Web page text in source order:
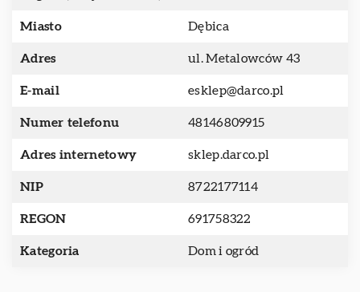
Miasto Dębica
Adres ul. Metalowców 43
E-mail esklep@darco.pl
Numer telefonu 48146809915
Adres internetowy sklep.darco.pl
NIP 8722177114
REGON 691758322
Kategoria Dom i ogród